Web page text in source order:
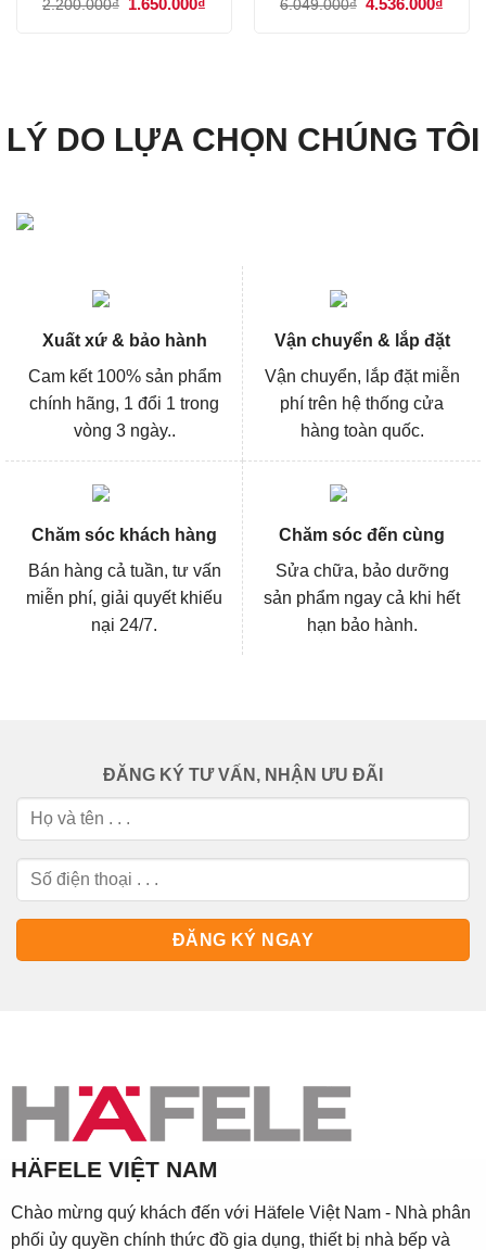
2.200.000₫ 1.650.000₫ 6.049.000₫ 4.536.000₫
LÝ DO LỰA CHỌN CHÚNG TÔI
Xuất xứ & bảo hành
Cam kết 100% sản phẩm
chính hãng, 1 đổi 1 trong
vòng 3 ngày..
Vận chuyển & lắp đặt
Vận chuyển, lắp đặt miễn
phí trên hệ thống cửa
hàng toàn quốc.
Chăm sóc khách hàng
Bán hàng cả tuần, tư vấn
miễn phí, giải quyết khiếu
nại 24/7.
Chăm sóc đến cùng
Sửa chữa, bảo dưỡng
sản phẩm ngay cả khi hết
hạn bảo hành.
ĐĂNG KÝ TƯ VẤN, NHẬN ƯU ĐÃI
HÄFELE VIỆT NAM
Chào mừng quý khách đến với Häfele Việt Nam - Nhà phân
phối ủy quyền chính thức đồ gia dụng, thiết bị nhà bếp và